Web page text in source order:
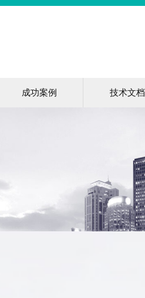
成功案例 技术文档